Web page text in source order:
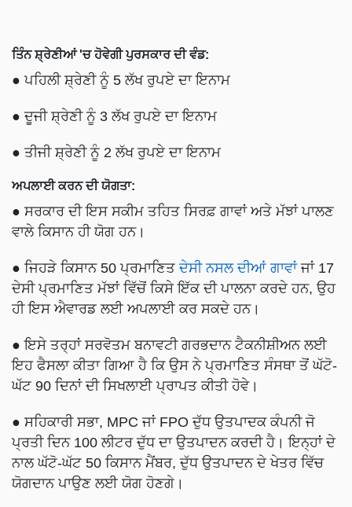
ਤਿੰਨ ਸ਼੍ਰੇਣੀਆਂ 'ਚ ਹੋਵੇਗੀ ਪੁਰਸਕਾਰ ਦੀ ਵੰਡ:
● ਪਹਿਲੀ ਸ਼੍ਰੇਣੀ ਨੂੰ 5 ਲੱਖ ਰੁਪਏ ਦਾ ਇਨਾਮ
● ਦੂਜੀ ਸ਼੍ਰੇਣੀ ਨੂੰ 3 ਲੱਖ ਰੁਪਏ ਦਾ ਇਨਾਮ
● ਤੀਜੀ ਸ਼੍ਰੇਣੀ ਨੂੰ 2 ਲੱਖ ਰੁਪਏ ਦਾ ਇਨਾਮ
ਅਪਲਾਈ ਕਰਨ ਦੀ ਯੋਗਤਾ:
● ਸਰਕਾਰ ਦੀ ਇਸ ਸਕੀਮ ਤਹਿਤ ਸਿਰਫ਼ ਗਾਵਾਂ ਅਤੇ ਮੱਝਾਂ ਪਾਲਣ
ਵਾਲੇ ਕਿਸਾਨ ਹੀ ਯੋਗ ਹਨ।
● ਜਿਹੜੇ ਕਿਸਾਨ 50 ਪ੍ਰਮਾਣਿਤ ਦੇਸੀ ਨਸਲ ਦੀਆਂ ਗਾਵਾਂਜਾਂ 17
ਦੇਸੀ ਪ੍ਰਮਾਣਿਤ ਮੱਝਾਂ ਵਿੱਚੋਂ ਕਿਸੇ ਇੱਕ ਦੀ ਪਾਲਨਾ ਕਰਦੇ ਹਨ, ਉਹ
ਹੀ ਇਸ ਐਵਾਰਡ ਲਈ ਅਪਲਾਈ ਕਰ ਸਕਦੇ ਹਨ।
● ਇਸੇ ਤਰ੍ਹਾਂ ਸਰਵੋਤਮ ਬਨਾਵਟੀ ਗਰਭਦਾਨ ਟੈਕਨੀਸ਼ੀਅਨ ਲਈ
ਇਹ ਫੈਸਲਾ ਕੀਤਾ ਗਿਆ ਹੈ ਕਿ ਉਸ ਨੇ ਪ੍ਰਮਾਣਿਤ ਸੰਸਥਾ ਤੋਂ ਘੱਟੋ-
ਘੱਟ 90 ਦਿਨਾਂ ਦੀ ਸਿਖਲਾਈ ਪ੍ਰਾਪਤ ਕੀਤੀ ਹੋਵੇ।
● ਸਹਿਕਾਰੀ ਸਭਾ, MPC ਜਾਂ FPO ਦੁੱਧ ਉਤਪਾਦਕ ਕੰਪਨੀ ਜੋ
ਪ੍ਰਤੀ ਦਿਨ 100 ਲੀਟਰ ਦੁੱਧ ਦਾ ਉਤਪਾਦਨ ਕਰਦੀ ਹੈ। ਇਨ੍ਹਾਂ ਦੇ
ਨਾਲ ਘੱਟੋ-ਘੱਟ 50 ਕਿਸਾਨ ਮੈਂਬਰ, ਦੁੱਧ ਉਤਪਾਦਨ ਦੇ ਖੇਤਰ ਵਿੱਚ
ਯੋਗਦਾਨ ਪਾਉਣ ਲਈ ਯੋਗ ਹੋਣਗੇ।